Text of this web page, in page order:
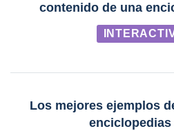
contenido de una
Los mejores ejemplos
enciclopedias